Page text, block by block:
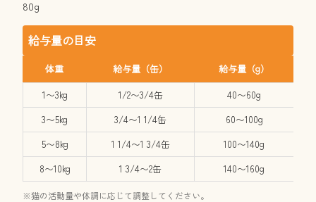
80g
給与量の目安
体重 給与量（缶）
給与量（g）
1〜3kg
1/2〜3/4缶
40〜60g
3〜5kg
3/4〜1 1/4缶
60〜100g
5〜8kg
1 1/4〜1 3/4缶
100〜140g
8〜10kg
1 3/4〜2缶 140〜160g
※猫の活動量や体調に応じて調整してください。